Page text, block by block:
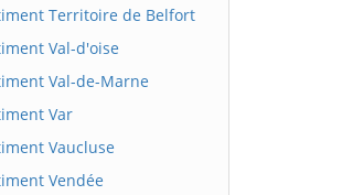
Territoire de Belfort
Val-d'oise
Val-de-Marne
Var
Vaucluse
Vendée